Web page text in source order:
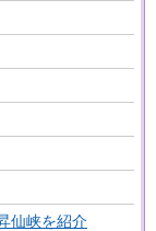
仙峡を紹介